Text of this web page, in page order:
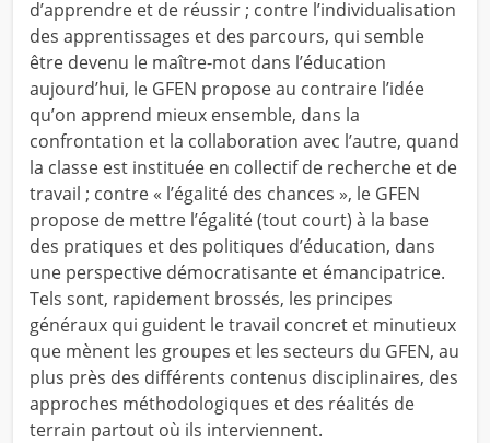
d’apprendre et de réussir ; contre l’individualisation
des apprentissages et des parcours, qui semble
être devenu le maître-mot dans l’éducation
aujourd’hui, le GFEN propose au contraire l’idée
qu’on apprend mieux ensemble, dans la
confrontation et la collaboration avec l’autre, quand
la classe est instituée en collectif de recherche et de
travail ; contre « l’égalité des chances », le GFEN
propose de mettre l’égalité (tout court) à la base
des pratiques et des politiques d’éducation, dans
une perspective démocratisante et émancipatrice.
Tels sont, rapidement brossés, les principes
généraux qui guident le travail concret et minutieux
que mènent les groupes et les secteurs du GFEN, au
plus près des différents contenus disciplinaires, des
approches méthodologiques et des réalités de
terrain partout où ils interviennent.